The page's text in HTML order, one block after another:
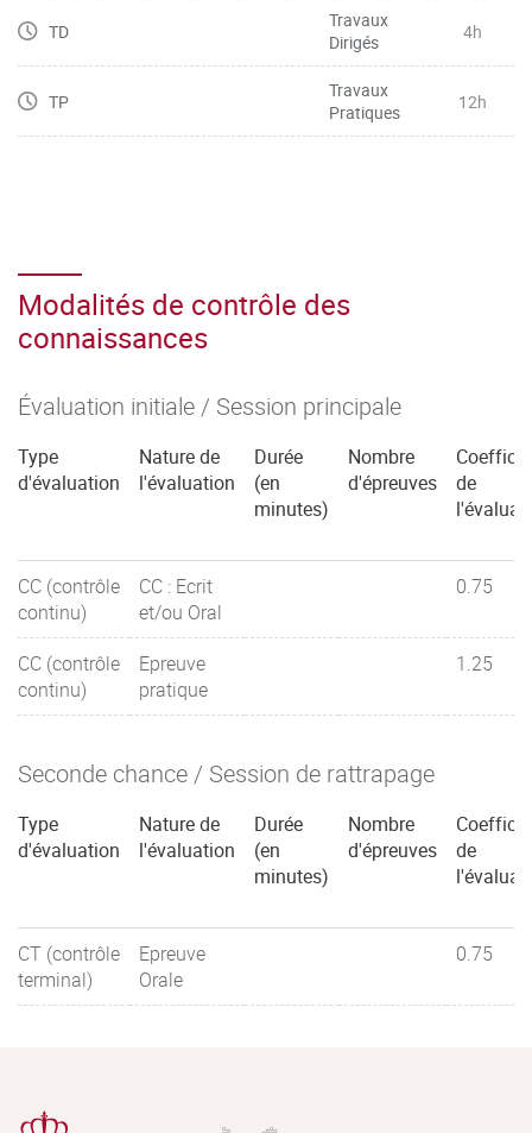
TD
Travaux
Dirigés
4h
TP
Travaux
Pratiques
12h
Modalités de contrôle des
connaissances
Évaluation initiale / Session principale
Type
d'évaluation
Nature de
l'évaluation
Durée
(en
minutes)
Nombre
d'épreuves
de
CC (contrôle
continu)
CC : Ecrit
et/ou Oral
0.75
CC (contrôle
continu)
Epreuve
pratique
1.25
Seconde chance / Session de rattrapage
Type
d'évaluation
Nature de
l'évaluation
Durée
(en
minutes)
Nombre
d'épreuves
de
CT (contrôle
terminal)
Epreuve
Orale
0.75